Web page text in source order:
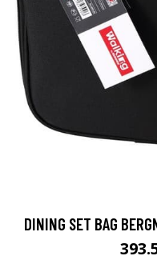
DINING SET BAG